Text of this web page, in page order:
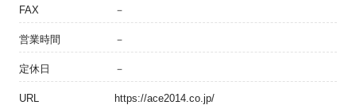
FAX －
営業時間 －
定休日 －
URL https://ace2014.co.jp/